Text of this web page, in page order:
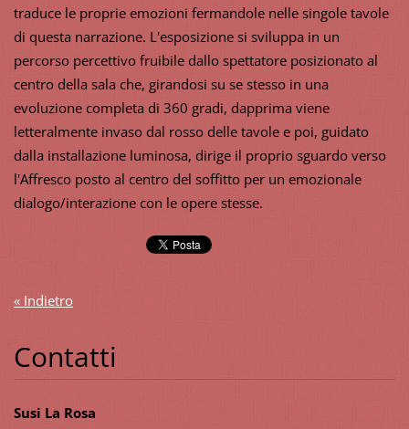
traduce le proprie emozioni fermandole nelle singole tavole
di questa narrazione. L'esposizione si sviluppa in un
percorso percettivo fruibile dallo spettatore posizionato al
centro della sala che, girandosi su se stesso in una
evoluzione completa di 360 gradi, dapprima viene
letteralmente invaso dal rosso delle tavole e poi, guidato
dalla installazione luminosa, dirige il proprio sguardo verso
l'Affresco posto al centro del soffitto per un emozionale
dialogo/interazione con le opere stesse.
« Indietro
Contatti
Susi La Rosa